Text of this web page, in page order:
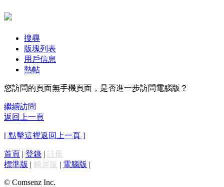
搜尋
版塊列表
用戶信息
熱帖
您訪問的頁面無手機頁面，是否進一步訪問電腦版？
繼續訪問
返回上一頁
[ 點擊這裡返回上一頁 ]
首頁 | 登錄 | 註冊
標準版 | 觸屏版 | 電腦版 |
© Comsenz Inc.